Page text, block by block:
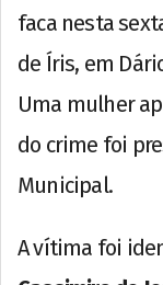
faca nesta
de Íris, em
Uma mulher
do crime foi
Municipal.
A vítima foi